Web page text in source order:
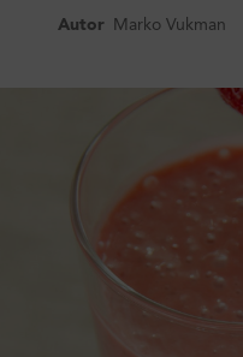
Autor Marko Vukman